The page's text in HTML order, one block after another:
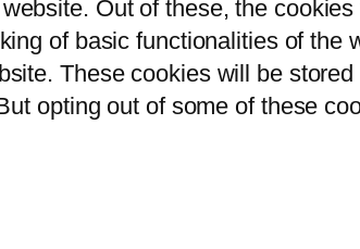
Out of these, the cookies
of basic functionalities of the
These cookies will be stored
opting out of some of these